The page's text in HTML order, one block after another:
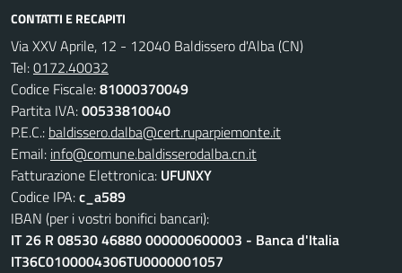
CONTATTI E RECAPITI
Via XXV Aprile, 12 - 12040 Baldissero d'Alba (CN)
Tel:0172.40032
Codice Fiscale:81000370049
Partita IVA:00533810040
P.E.C.: baldissero.dalba@cert.ruparpiemonte.it
Email: info@comune.baldisserodalba.cn.it
Fatturazione Elettronica: UFUNXY
Codice IPA:c_a589
IBAN (per i vostri bonifici bancari):
IT 26 R 08530 46880 000000600003 - Banca d'Italia
IT36C0100004306TU0000001057